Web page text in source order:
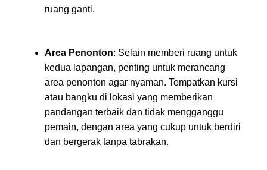
ruang ganti.
Area Penonton: Selain memberi ruang untuk
kedua lapangan, penting untuk merancang
area penonton agar nyaman. Tempatkan kursi
atau bangku di lokasi yang memberikan
pandangan terbaik dan tidak mengganggu
pemain, dengan area yang cukup untuk berdiri
dan bergerak tanpa tabrakan.